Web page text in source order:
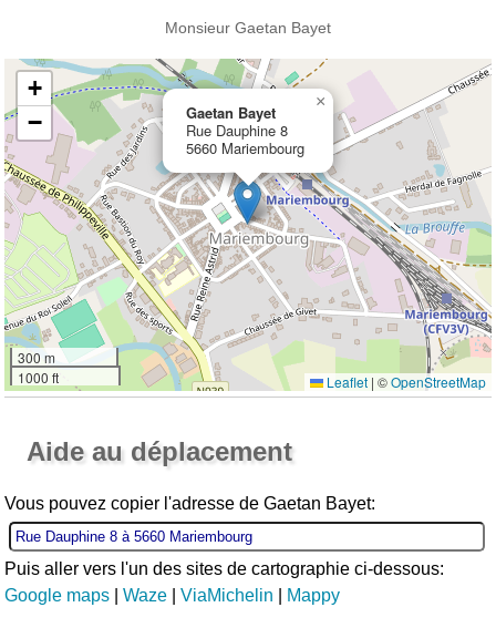
Monsieur Gaetan Bayet
Gaetan Bayet
Rue Dauphine 8
5660 Mariembourg
×
+
−
300 m
1000 ft
Leaflet | ©OpenStreetMap
Aide au déplacement
Vous pouvez copier l'adresse de Gaetan Bayet:
Puis aller vers l'un des sites de cartographie ci-dessous:
Google maps |Waze |ViaMichelin Mappy